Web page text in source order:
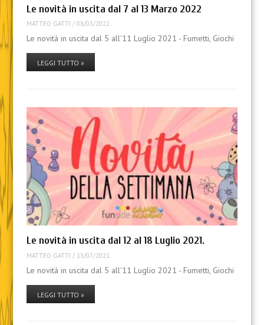
Le novità in uscita dal 7 al 13 Marzo 2022
MATTEO GATTI / 08/03/2022
Le novità in uscita dal 5 all'11 Luglio 2021 - Fumetti, Giochi
LEGGI TUTTO »
Le novità in uscita dal 12 al 18 Luglio 2021.
MATTEO GATTI / 13/07/2021
Le novità in uscita dal 5 all'11 Luglio 2021 - Fumetti, Giochi
LEGGI TUTTO »